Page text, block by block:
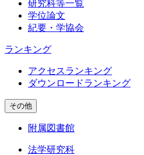
研究科等一覧
学位論文
紀要・学協会
ランキング
アクセスランキング
ダウンロードランキング
その他
附属図書館
法学研究科